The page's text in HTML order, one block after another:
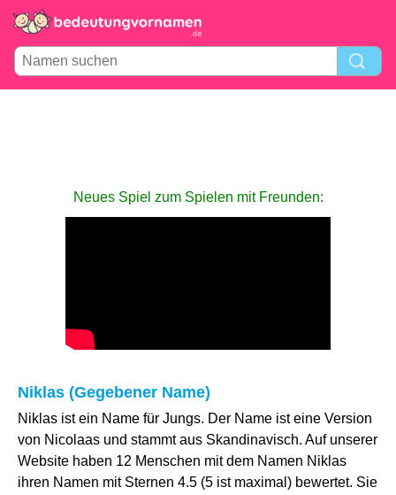
Neues Spiel zum Spielen mit Freunden:
Niklas (Gegebener Name)
Niklas ist ein Name für Jungs. Der Name ist eine Version
von Nicolaas und stammt aus Skandinavisch. Auf unserer
Website haben 12 Menschen mit dem Namen Niklas
ihren Namen mit Sternen 4.5 (5 ist maximal) bewertet. Sie